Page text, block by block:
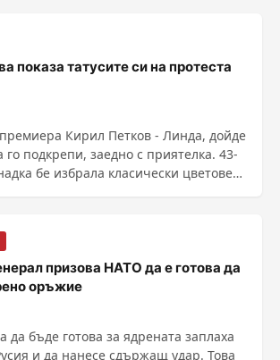
показа татусите си на протеста
Кирил Петков - Линда, дойде
подкрепи, заедно с приятелка. 43-
бе избрала класически цветове
призова НАТО да е готова да
оръжие
бъде готова за ядрената заплаха
и да нанесе сдържащ удар. Това